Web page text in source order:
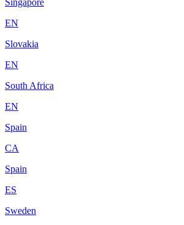
EN
Slovakia
EN
South Africa
EN
Spain
CA
Spain
ES
Sweden